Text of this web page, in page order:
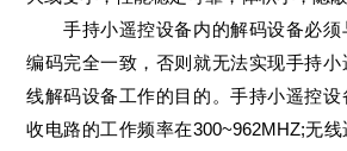
手持小遥控设备内的解码设备必须
编码完全一致，否则就无法实现手持
线解码设备工作的目的。手持小遥控
收电路的工作频率在300~962MHZ;无